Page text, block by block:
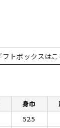
トボックスはこ
身巾
52.5